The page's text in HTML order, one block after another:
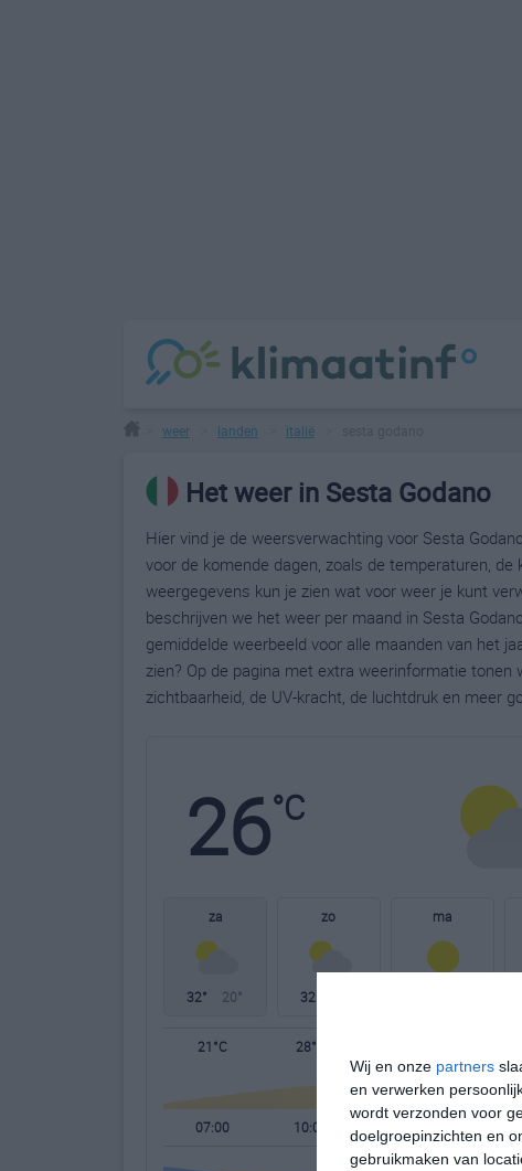
Wij en onze partners
en verwerken
wordt verzonden voor
doelgroepinzichten en
gebruikmaken van
weer landen italië
Het weer in Sesta Godano
Hier vind je de weersverwachting voor Sesta
voor de komende dagen, zoals de temperaturen,
weergegevens kun je zien wat voor weer je kunt
beschrijven we het weer per maand in Sesta
gemiddelde weerbeeld voor alle maanden van het
zien? Op de pagina met extra weerinformatie
zichtbaarheid, de UV-kracht, de luchtdruk en meer
26°C
za
32° 20°
zo
32°
ma
21°C 28°C
07:00 10:00 13:00 16:00